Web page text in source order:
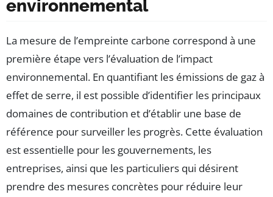
environnemental
La mesure de l’empreinte carbone correspond à une
première étape vers l’évaluation de l’impact
environnemental. En quantifiant les émissions de gaz à
effet de serre, il est possible d’identifier les principaux
domaines de contribution et d’établir une base de
référence pour surveiller les progrès. Cette évaluation
est essentielle pour les gouvernements, les
entreprises, ainsi que les particuliers qui désirent
prendre des mesures concrètes pour réduire leur